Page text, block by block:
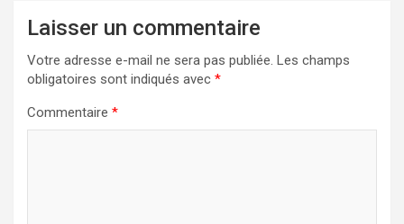
Laisser un commentaire
Votre adresse e-mail ne sera pas publiée. Les champs
obligatoires sont indiqués avec *
Commentaire *